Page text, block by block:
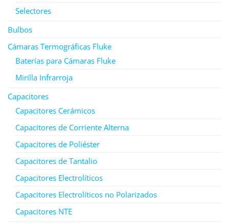
Selectores
Bulbos
Cámaras Termográficas Fluke
Baterías para Cámaras Fluke
Mirilla Infrarroja
Capacitores
Capacitores Cerámicos
Capacitores de Corriente Alterna
Capacitores de Poliéster
Capacitores de Tantalio
Capacitores Electrolíticos
Capacitores Electrolíticos no Polarizados
Capacitores NTE